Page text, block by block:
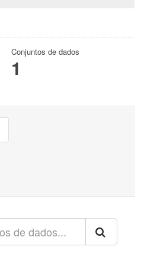
Conjuntos de dados
1